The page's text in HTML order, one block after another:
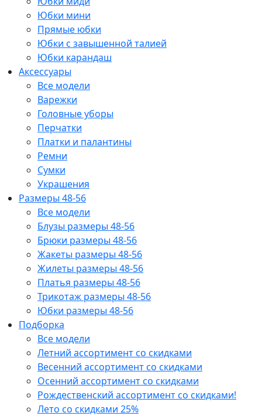
Юбки мини
Прямые юбки
Юбки с завышенной талией
Юбки карандаш
Аксессуары
Все модели
Варежки
Головные уборы
Перчатки
Платки и палантины
Ремни
Сумки
Украшения
Размеры 48-56
Все модели
Блузы размеры 48-56
Брюки размеры 48-56
Жакеты размеры 48-56
Жилеты размеры 48-56
Платья размеры 48-56
Трикотаж размеры 48-56
Юбки размеры 48-56
Подборка
Все модели
Летний ассортимент со скидками
Весенний ассортимент со скидками
Осенний ассортимент со скидками
Рождественский ассортимент со скидками!
Лето со скидками 25%